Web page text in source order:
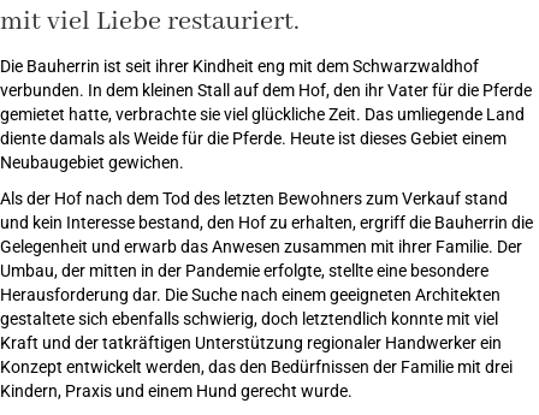
mit viel Liebe restauriert.
Die Bauherrin ist seit ihrer Kindheit eng mit dem Schwarzwaldhof
verbunden. In dem kleinen Stall auf dem Hof, den ihr Vater für die Pferde
gemietet hatte, verbrachte sie viel glückliche Zeit. Das umliegende Land
diente damals als Weide für die Pferde. Heute ist dieses Gebiet einem
Neubaugebiet gewichen.
Als der Hof nach dem Tod des letzten Bewohners zum Verkauf stand
und kein Interesse bestand, den Hof zu erhalten, ergriff die Bauherrin die
Gelegenheit und erwarb das Anwesen zusammen mit ihrer Familie. Der
Umbau, der mitten in der Pandemie erfolgte, stellte eine besondere
Herausforderung dar. Die Suche nach einem geeigneten Architekten
gestaltete sich ebenfalls schwierig, doch letztendlich konnte mit viel
Kraft und der tatkräftigen Unterstützung regionaler Handwerker ein
Konzept entwickelt werden, das den Bedürfnissen der Familie mit drei
Kindern, Praxis und einem Hund gerecht wurde.